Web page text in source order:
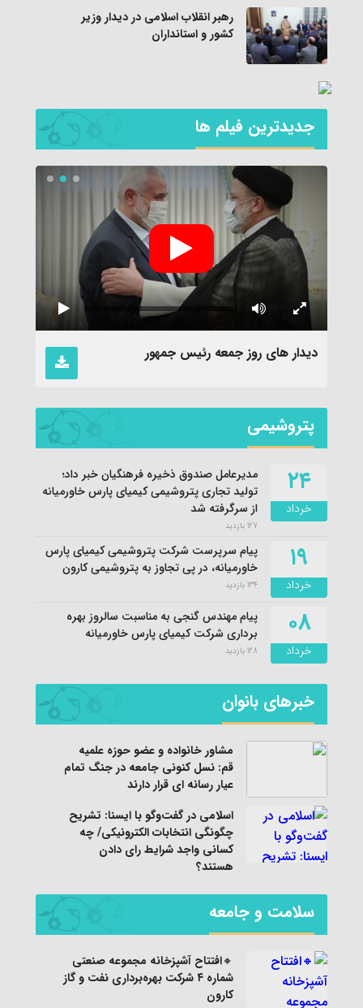
رهبر انقلاب اسلامی در دیدار وزیر
کشور و استانداران
جديدترين فیلم ها
دیدار های روز جمعه رئیس جمهور
پتروشیمی
۲۴
خرداد
مدیرعامل صندوق ذخیره فرهنگیان خبر داد؛
تولید تجاری پتروشیمی کیمیای پارس خاورمیانه
از سرگرفته شد
127 بازدید
۱۹
خرداد
پیام سرپرست شرکت پتروشیمی کیمیای پارس
خاورمیانه، در پی تجاوز به پتروشیمی کارون
134 بازدید
۰۸
خرداد
پیام مهندس گنجی به مناسبت سالروز بهره
برداری شرکت کیمیای پارس خاورمیانه
128 بازدید
خبرهای بانوان
مشاور خانواده و عضو حوزه علمیه
قم: نسل کنونی جامعه در جنگ تمام
عیار رسانه ای قرار دارند
اسلامی در گفت‌وگو با ایسنا: تشریح
چگونگی انتخابات الکترونیکی/ چه
کسانی واجد شرایط رای دادن
هستند؟
سلامت و جامعه
🔸افتتاح آشپزخانه مجموعه صنعتی
شماره ۴ شرکت بهره‌برداری نفت و گاز
کارون